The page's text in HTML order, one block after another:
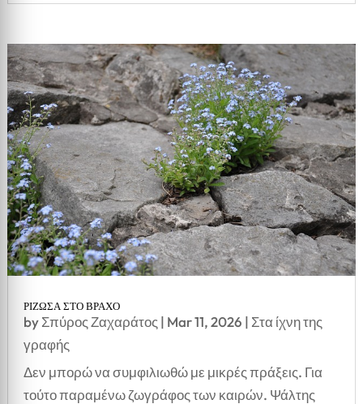
ΡΙΖΩΣΑ ΣΤΟ ΒΡΑΧΟ
byΣπύρος Ζαχαράτος | Mar 11, 2026 | Στα ίχνη της
γραφής
Δεν μπορώ να συμφιλιωθώ με μικρές πράξεις. Για
τούτο παραμένω ζωγράφος των καιρών. Ψάλτης